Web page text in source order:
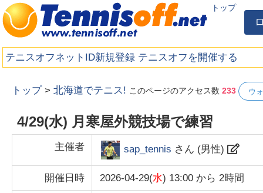
トップ
テニスオフネットID新規登録 テニスオフを開催する
トップ >北海道でテニス! このページのアクセス数233 ウ
4/29(水) 月寒屋外競技場で練習
主催者 sap_tennis さん (男性)
開催日時 2026-04-29(水) 13:00 から2時間